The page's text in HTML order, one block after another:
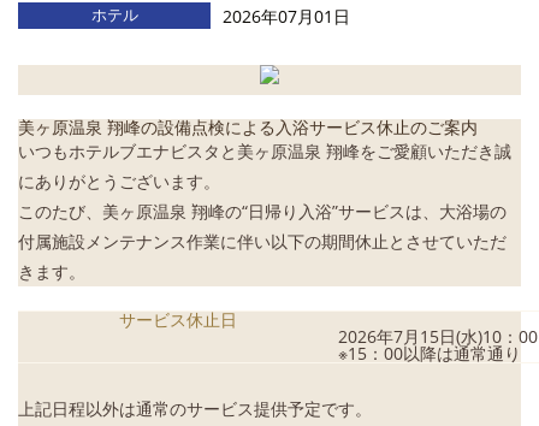
ホテル 2026年07月01日
美ヶ原温泉 翔峰の設備点検による入浴サービス休止のご案内
いつもホテルブエナビスタと美ヶ原温泉 翔峰をご愛顧いただき誠
にありがとうございます。
このたび、美ヶ原温泉 翔峰の“日帰り入浴”サービスは、大浴場の
付属施設メンテナンス作業に伴い以下の期間休止とさせていただ
きます。
サービス休止日
2026年7月15日(水)10：
※15：00以降は通常通り
上記日程以外は通常のサービス提供予定です。